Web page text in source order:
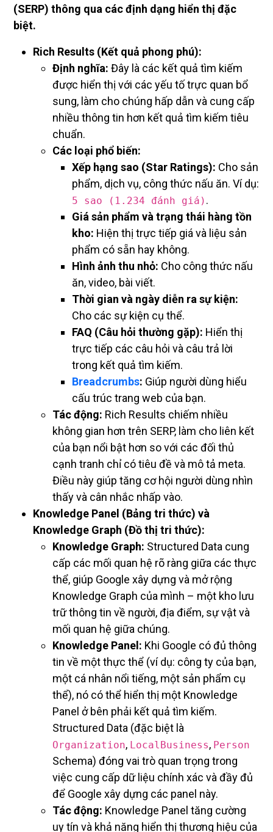
(SERP) thông qua các định dạng hiển thị đặc
biệt.
Rich Results (Kết quả phong phú):
Định nghĩa: Đây là các kết quả tìm kiếm
được hiển thị với các yếu tố trực quan bổ
sung, làm cho chúng hấp dẫn và cung cấp
nhiều thông tin hơn kết quả tìm kiếm tiêu
chuẩn.
Các loại phổ biến:
Xếp hạng sao (Star Ratings): Cho sản
phẩm, dịch vụ, công thức nấu ăn. Ví dụ:
5 sao (1.234 đánh giá) .
Giá sản phẩm và trạng thái hàng tồn
kho: Hiện thị trực tiếp giá và liệu sản
phẩm có sẵn hay không.
Hình ảnh thu nhỏ: Cho công thức nấu
ăn, video, bài viết.
Thời gian và ngày diễn ra sự kiện:
Cho các sự kiện cụ thể.
FAQ (Câu hỏi thường gặp): Hiển thị
trực tiếp các câu hỏi và câu trả lời
trong kết quả tìm kiếm.
Breadcrumbs: Giúp người dùng hiểu
cấu trúc trang web của bạn.
Tác động: Rich Results chiếm nhiều
không gian hơn trên SERP, làm cho liên kết
của bạn nổi bật hơn so với các đối thủ
cạnh tranh chỉ có tiêu đề và mô tả meta.
Điều này giúp tăng cơ hội người dùng nhìn
thấy và cân nhắc nhấp vào.
Knowledge Panel (Bảng tri thức) và
Knowledge Graph (Đồ thị tri thức):
Knowledge Graph: Structured Data cung
cấp các mối quan hệ rõ ràng giữa các thực
thể, giúp Google xây dựng và mở rộng
Knowledge Graph của mình – một kho lưu
trữ thông tin về người, địa điểm, sự vật và
mối quan hệ giữa chúng.
Knowledge Panel: Khi Google có đủ thông
tin về một thực thể (ví dụ: công ty của bạn,
một cá nhân nổi tiếng, một sản phẩm cụ
thể), nó có thể hiển thị một Knowledge
Panel ở bên phải kết quả tìm kiếm.
Structured Data (đặc biệt là
Organization, LocalBusiness, Person
Schema) đóng vai trò quan trọng trong
việc cung cấp dữ liệu chính xác và đầy đủ
để Google xây dựng các panel này.
Tác động: Knowledge Panel tăng cường
uy tín và khả năng hiển thị thương hiệu của